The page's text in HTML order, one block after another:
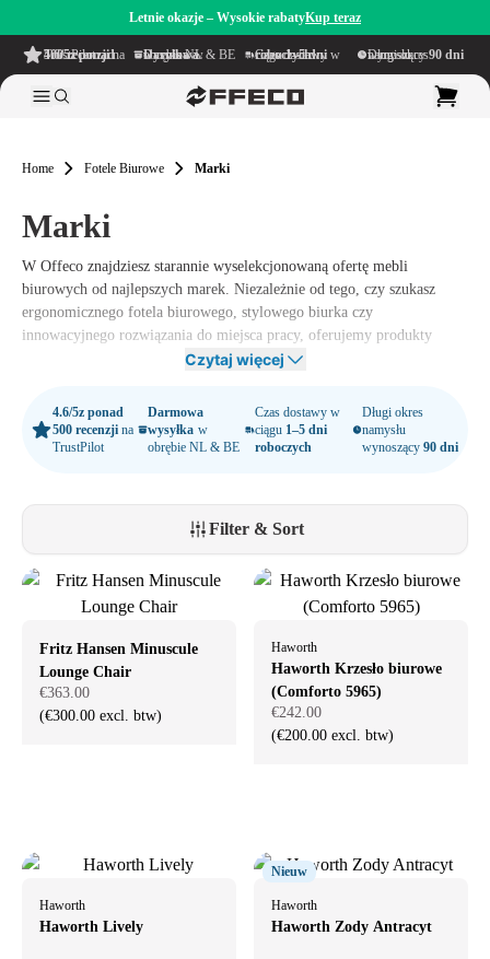
Letnie okazje – Wysokie rabatyKup teraz
4.6/5
z ponad 500 recenzji
na TrustPilot Darmowa wysyłka
w obrębie NL & BE Czas dostawy w ciągu
1–5 dni roboczych Długi okres namysłu wynoszący90 dni
Home Fotele Biurowe Marki
Marki
W Offeco znajdziesz starannie wyselekcjonowaną ofertę mebli
biurowych od najlepszych marek. Niezależnie od tego, czy szukasz
ergonomicznego fotela biurowego, stylowego biurka czy
innowacyjnego rozwiązania do miejsca pracy, oferujemy produkty
renomowanych marek, takich jak Herman Miller, Steelcase, Haworth,
doskonałej jakości, trwałości i ergonomicznych projektów, dzięki
czemu masz pewność, że twoje miejsce pracy będzie zarówno
komfortowe, jak i funkcjonalne.
Czytaj więcej
4.6/5z ponad
500 recenzji na
TrustPilot
Darmowa
wysyłka w
obrębie NL & BE
Czas dostawy w
ciągu 1–5 dni
roboczych
Długi okres
namysłu
wynoszący90 dni
Filter & Sort
Fritz Hansen Minuscule
Lounge Chair
€363.00
(€300.00 excl. btw)
Haworth
Haworth Krzesło biurowe
(Comforto 5965)
€242.00
(€200.00 excl. btw)
Haworth
Haworth Lively
Nieuw
Haworth
Haworth Zody Antracyt